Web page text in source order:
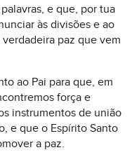
e que, por tua
às divisões e ao
paz que vem
ao Pai para que, em
força e
instrumentos de união
e que o Espírito Santo
a paz.